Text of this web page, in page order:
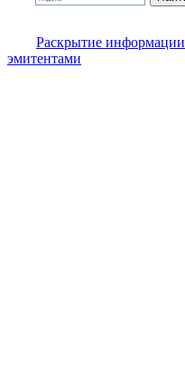
Раскрытие информации
эмитентами